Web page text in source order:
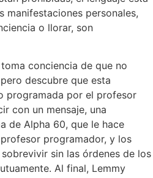
manifestaciones personales,
o llorar, son
conciencia de que no
descubre que esta
programada por el profesor
con un mensaje, una
de Alpha 60, que le hace
programador, y los
sin las órdenes de los
Al final, Lemmy